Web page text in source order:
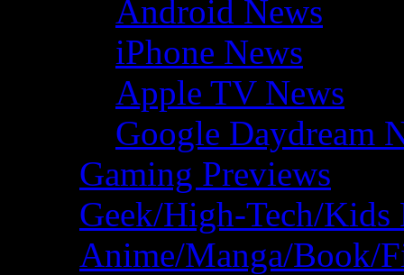
Android News
iPhone News
Apple TV News
Google Daydream
Gaming Previews
Geek/High-Tech/Kids
Anime/Manga/Book/